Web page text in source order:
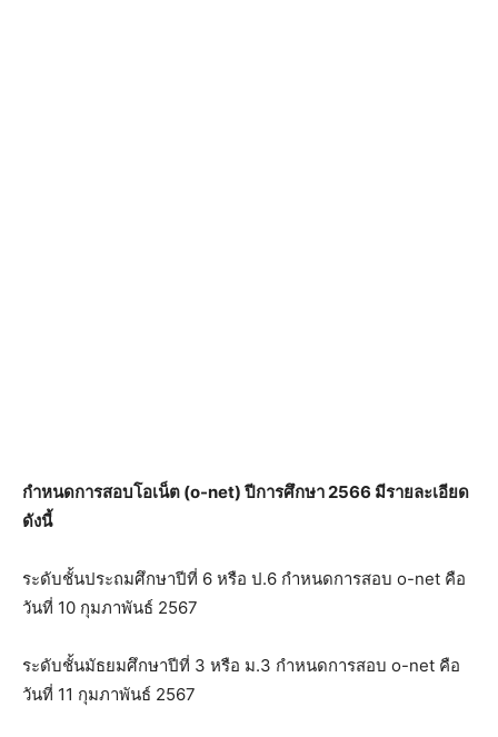
กำหนดการสอบโอเน็ต (o-net) ปีการศึกษา 2566 มีรายละเอียด
ดังนี้
ระดับชั้นประถมศึกษาปีที่ 6 หรือ ป.6 กำหนดการสอบ o-net คือ
วันที่ 10 กุมภาพันธ์ 2567
ระดับชั้นมัธยมศึกษาปีที่ 3 หรือ ม.3 กำหนดการสอบ o-net คือ
วันที่ 11 กุมภาพันธ์ 2567